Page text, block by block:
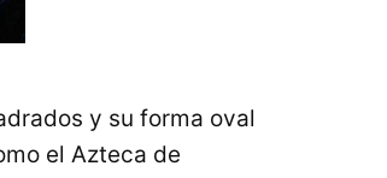
y su forma oval
el Azteca de